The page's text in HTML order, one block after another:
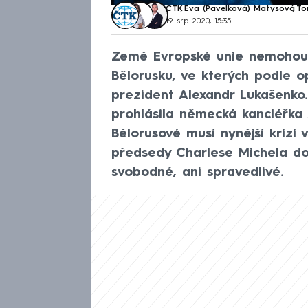
ČTK, Eva (Pavelková) Matysová,
19. srp 2020, 15:35
Země Evropské unie
Bělorusku, ve kterých podle
prezident Alexandr
prohlásila německá
Bělorusové musí nynější krizi
předsedy Charlese Michela
svobodné, ani spravedlivé.